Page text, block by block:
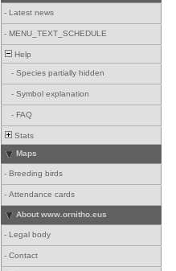
- Latest news
- MENU_TEXT_SCHEDULE
Help
- Species partially hidden
- Symbol explanation
- FAQ
Stats
Maps
- Breeding birds
- Attendance cards
About www.ornitho.eus
- Legal body
- Contact